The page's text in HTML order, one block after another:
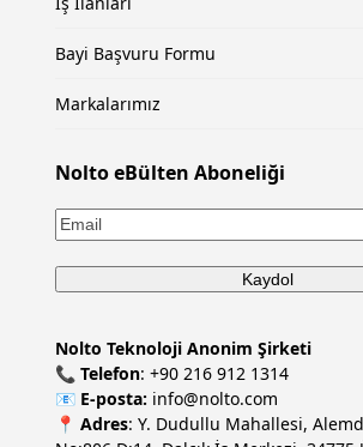
Bayi Başvuru Formu
Markalarımız
Nolto eBülten Aboneliği
Nolto Teknoloji Anonim Şirketi
📞Telefon:+90 216 912 1314
📧 E-posta: info@nolto.com
📍Adres: Y. Dudullu Mahallesi,